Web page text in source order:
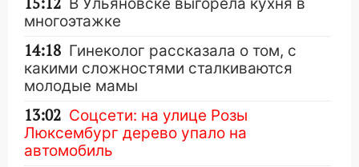
многоэтажке
14:18 Гинеколог рассказала о том, с
какими сложностями сталкиваются
молодые мамы
13:02 Соцсети: на улице Розы
Люксембург дерево упало на
автомобиль